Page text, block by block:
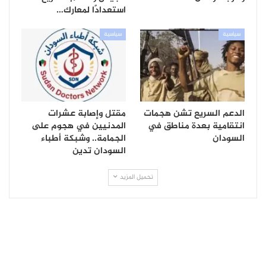
استعدادًا لمعارك…
سياسية
الدعم السريع تشن هجمات
انتقامية بعدة مناطق في
السودان
سياسية
مقتل وإصابة عشرات
المدنيين في هجوم على
الجمامة.. وشبكة أطباء
السودان تدين
تحميل المزيد